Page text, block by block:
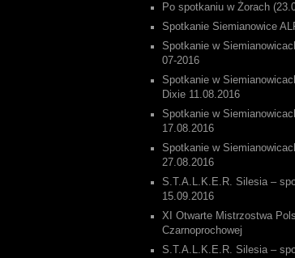
Po spotkaniu w Żorach
Spotkanie Siemianowice
Spotkanie w
07-2016
Spotkanie w
Dixie 11.08.2016
Spotkanie w
17.08.2016
Spotkanie w
27.08.2016
S.T.A.L.K.E.R. Silesia –
15.09.2016
XI Otwarte Mistrzostwa
Czarnoprochowej
S.T.A.L.K.E.R. Silesia –